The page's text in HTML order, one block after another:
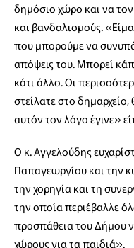
δημόσιο χώρο και να
και βανδαλισμούς.
που μπορούμε να
απόψεις του. Μπορεί
κάτι άλλο. Οι
στείλατε στο δημαρχείο,
αυτόν τον λόγο έγινε»
Ο κ. Αγγελούδης
Παπαγεωργίου και την
την χορηγία και τη
την οποία περιέβαλλε
προσπάθεια του Δήμου
χώρους για τα παιδιά».